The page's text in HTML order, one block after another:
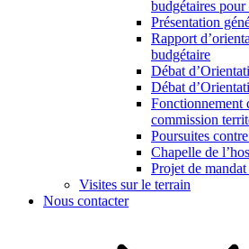
budgétaires pour
Présentation
Rapport
budgétaire
Débat
Débat
Fonctionnement
commission
Poursuites
Chapelle de
Projet de
Visites sur le terrain
Nous contacter